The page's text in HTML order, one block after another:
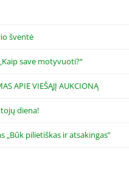
šventė
save motyvuoti?“
APIE VIEŠĄJĮ AUKCIONĄ
diena!
„Būk pilietiškas ir atsakingas”